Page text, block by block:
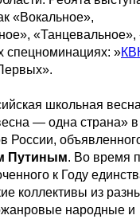
«Вокальное»,
спецноминациях: »
школьная
— одна страна» в
России,
Путиным. Во время
к Году
коллективы из
народные и